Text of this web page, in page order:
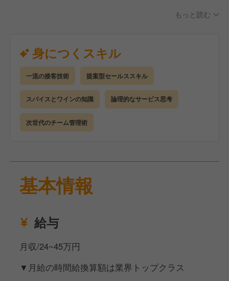
だきます。将来のリーダー・店長候補として、ブラン
もっと読む
身につくスキル
一流の接客技術 提案型セールススキル
スパイスとワインの知識 論理的なサービス思考
次世代のチーム管理術
基本情報
給与
月収/24~45万円
▼月給の時間給換算額は業界トップクラス